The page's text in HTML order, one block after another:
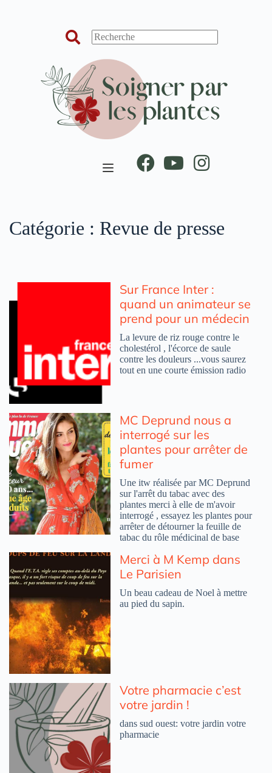
Catégorie : Revue de presse
Sur France Inter :
quand un animateur se
prend pour un médecin
La levure de riz rouge contre le
cholestérol , l'écorce de saule
contre les douleurs ...vous saurez
tout en une courte émission radio
MC Deprund nous a
interrogé sur les
plantes pour arrêter de
fumer
Une itw réalisée par MC Deprund
sur l'arrêt du tabac avec des
plantes merci à elle de m'avoir
interrogé , essayez les plantes pour
arrêter de détourner la feuille de
tabac du rôle médicinal de base
Merci à M Kemp dans
Le Parisien
Un beau cadeau de Noel à mettre
au pied du sapin.
Votre pharmacie c’est
votre jardin !
dans sud ouest: votre jardin votre
pharmacie